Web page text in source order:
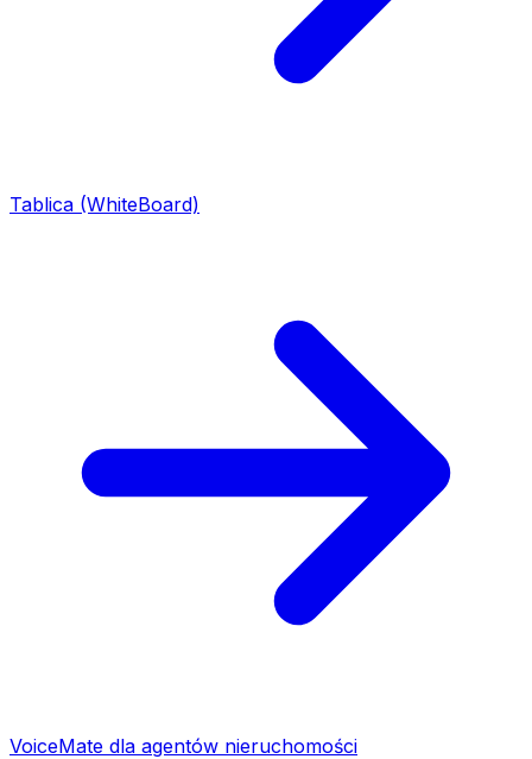
Tablica (WhiteBoard)
VoiceMate dla agentów nieruchomości